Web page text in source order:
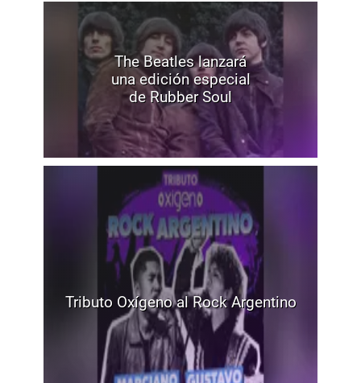
The Beatles lanzará
una edición especial
de Rubber Soul
Tributo Oxígeno al Rock Argentino